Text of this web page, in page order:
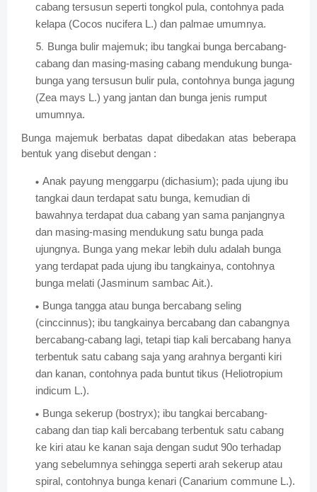
cabang tersusun seperti tongkol pula, contohnya pada
kelapa (Cocos nucifera L.) dan palmae umumnya.
Bunga bulir majemuk; ibu tangkai bunga bercabang-
cabang dan masing-masing cabang mendukung bunga-
bunga yang tersusun bulir pula, contohnya bunga jagung
(Zea mays L.) yang jantan dan bunga jenis rumput
umumnya.
Bunga majemuk berbatas dapat dibedakan atas beberapa
bentuk yang disebut dengan :
Anak payung menggarpu (dichasium); pada ujung ibu
tangkai daun terdapat satu bunga, kemudian di
bawahnya terdapat dua cabang yan sama panjangnya
dan masing-masing mendukung satu bunga pada
ujungnya. Bunga yang mekar lebih dulu adalah bunga
yang terdapat pada ujung ibu tangkainya, contohnya
bunga melati (Jasminum sambac Ait.).
Bunga tangga atau bunga bercabang seling
(cinccinnus); ibu tangkainya bercabang dan cabangnya
bercabang-cabang lagi, tetapi tiap kali bercabang hanya
terbentuk satu cabang saja yang arahnya berganti kiri
dan kanan, contohnya pada buntut tikus (Heliotropium
indicum L.).
Bunga sekerup (bostryx); ibu tangkai bercabang-
cabang dan tiap kali bercabang terbentuk satu cabang
ke kiri atau ke kanan saja dengan sudut 90o terhadap
yang sebelumnya sehingga seperti arah sekerup atau
spiral, contohnya bunga kenari (Canarium commune L.).